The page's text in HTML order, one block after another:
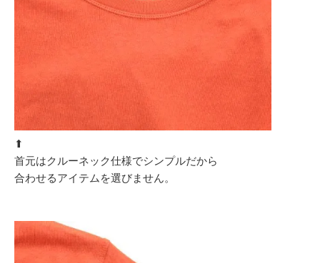
⬆︎
首元はクルーネック仕様でシンプルだから
合わせるアイテムを選びません。